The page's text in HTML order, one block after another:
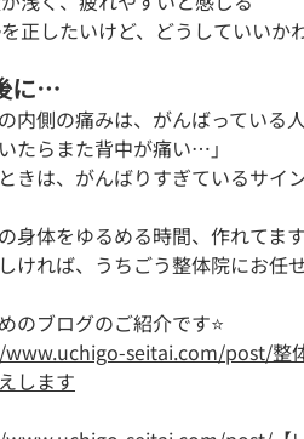
正したいけど、どうしていいか
に…
内側の痛みは、がんばっている
いたらまた背中が痛い…」
きは、がんばりすぎているサイ
身体をゆるめる時間、作れてま
ければ、うちごう整体院にお任
のブログのご紹介です⭐
seitai.com/post/整
します